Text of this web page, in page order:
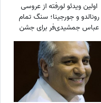
اولین ویدئو لورفته از عروسی
رونالدو و جورجینا؛ سنگ تمام
عباس جمشیدی‌فر برای جشن
نوستالژیک ستاره فوتبال!